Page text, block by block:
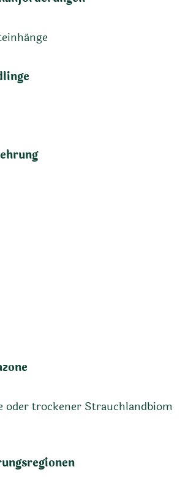
oder trockener Strauchlandbiom